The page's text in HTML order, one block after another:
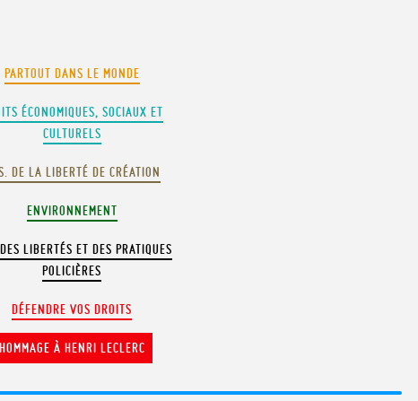
PARTOUT DANS LE MONDE
ÉCONOMIQUES, SOCIAUX ET
CULTURELS
DE LA LIBERTÉ DE CRÉATION
ENVIRONNEMENT
LIBERTÉS ET DES PRATIQUES
POLICIÈRES
DÉFENDRE VOS DROITS
HOMMAGE À HENRI LECLERC